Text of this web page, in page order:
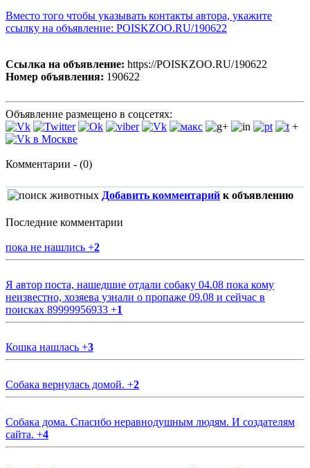
Вместо того чтобы указывать контакты автора, укажите
ссылку на объявление: POISKZOO.RU/190622
Ссылка на объявление: https://POISKZOO.RU/190622
Номер объявления: 190622
Объявление размещено в соцсетях:
+
Комментарии - (0)
Добавить комментарий к объявлению
Последние комментарии
пока не нашлись +2
Я автор поста, нашедшие отдали собаку 04.08 пока кому
неизвестно, хозяева узнали о пропаже 09.08 и сейчас в
поисках 89999956933 +1
Кошка нашлась +3
Собака вернулась домой. +2
Собака дома. Спасибо неравнодушным людям. И создателям
сайта. +4